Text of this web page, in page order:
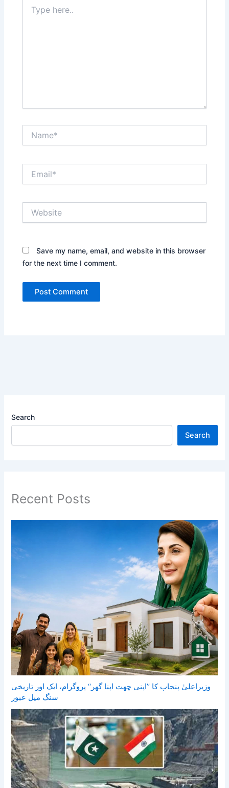
here..
Save my name, email, and website in this browser
for the next time I comment.
Search
Search
Recent Posts
وزیراعلیٰ پنجاب کا ’’اپنی چھت اپنا گھر‘‘ پروگرام، ایک اور تاریخی
سنگ میل عبور